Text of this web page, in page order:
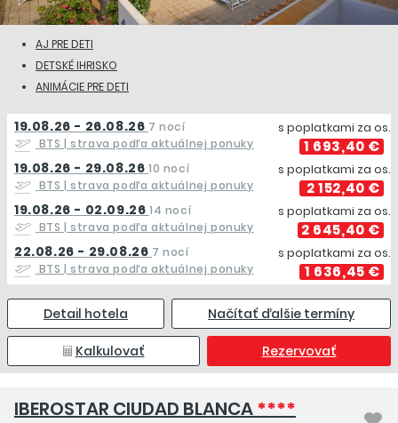
AJ PRE DETI
DETSKÉ IHRISKO
ANIMÁCIE PRE DETI
19.08.26 - 26.08.26 7 nocí
BTS| strava podľa aktuálnej ponuky
s poplatkami za os.
1 693,40 €
19.08.26 - 29.08.26 10 nocí
BTS| strava podľa aktuálnej ponuky
s poplatkami za os.
2 152,40 €
19.08.26 - 02.09.26 14 nocí
BTS| strava podľa aktuálnej ponuky
s poplatkami za os.
2 645,40 €
22.08.26 - 29.08.26 7 nocí
BTS| strava podľa aktuálnej ponuky
s poplatkami za os.
1 636,45 €
Detail hotela Načítať ďalšie termíny
Kalkulovať Rezervovať
IBEROSTAR CIUDAD BLANCA****